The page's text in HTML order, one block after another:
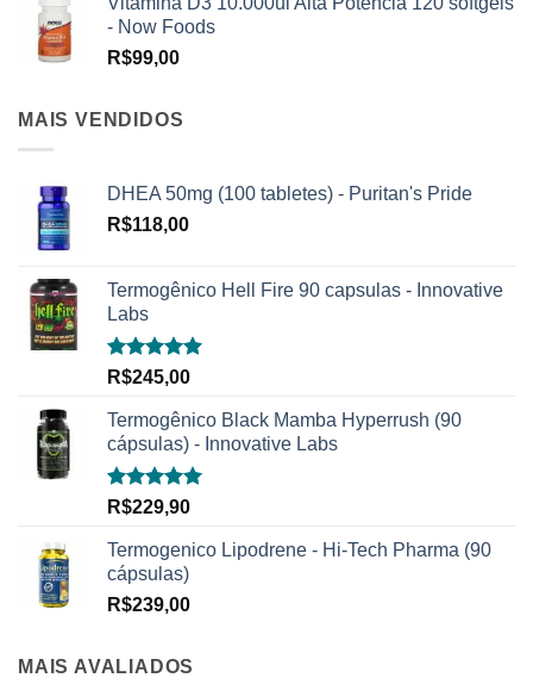
- Now Foods
R$99,00
MAIS VENDIDOS
DHEA 50mg (100 tabletes) - Puritan's Pride
R$118,00
Termogênico Hell Fire 90 capsulas - Innovative
Labs
Avaliação
R$245,00
Termogênico Black Mamba Hyperrush (90
cápsulas) - Innovative Labs
Avaliação
R$229,90
Termogenico Lipodrene - Hi-Tech Pharma (90
cápsulas)
R$239,00
MAIS AVALIADOS